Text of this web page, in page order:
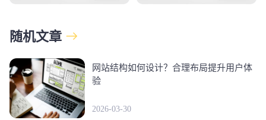
随机文章
网站结构如何设计？合理布局提升用户体
验
2026-03-30